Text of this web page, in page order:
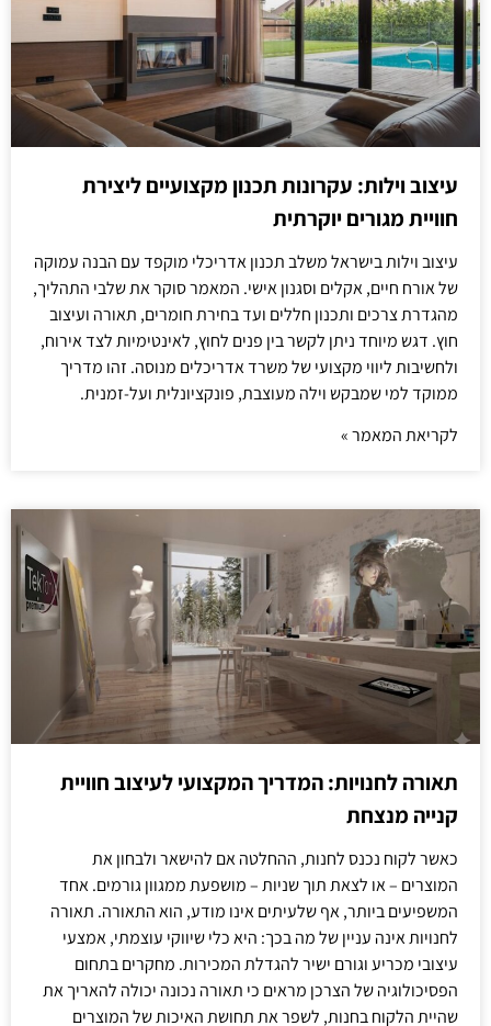
עיצוב וילות: עקרונות תכנון מקצועיים ליצירת
חוויית מגורים יוקרתית
עיצוב וילות בישראל משלב תכנון אדריכלי מוקפד עם הבנה עמוקה
של אורח חיים, אקלים וסגנון אישי. המאמר סוקר את שלבי התהליך,
מהגדרת צרכים ותכנון חללים ועד בחירת חומרים, תאורה ועיצוב
חוץ. דגש מיוחד ניתן לקשר בין פנים לחוץ, לאינטימיות לצד אירוח,
ולחשיבות ליווי מקצועי של משרד אדריכלים מנוסה. זהו מדריך
ממוקד למי שמבקש וילה מעוצבת, פונקציונלית ועל-זמנית.
לקריאת המאמר »
תאורה לחנויות: המדריך המקצועי לעיצוב חוויית
קנייה מנצחת
כאשר לקוח נכנס לחנות, ההחלטה אם להישאר ולבחון את
המוצרים – או לצאת תוך שניות – מושפעת ממגוון גורמים. אחד
המשפיעים ביותר, אף שלעיתים אינו מודע, הוא התאורה. תאורה
לחנויות אינה עניין של מה בכך: היא כלי שיווקי עוצמתי, אמצעי
עיצובי מכריע וגורם ישיר להגדלת המכירות. מחקרים בתחום
הפסיכולוגיה של הצרכן מראים כי תאורה נכונה יכולה להאריך את
שהיית הלקוח בחנות, לשפר את תחושת האיכות של המוצרים